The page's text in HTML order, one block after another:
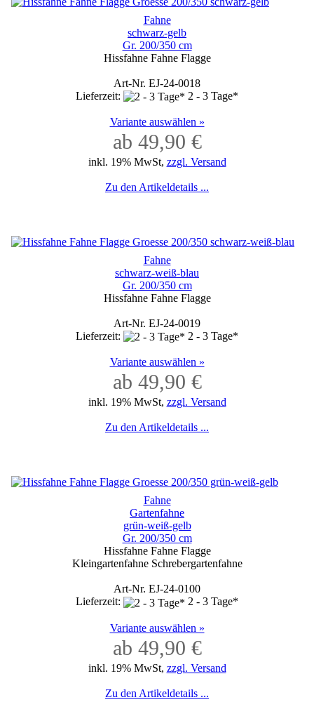
Fahne
schwarz-gelb
Gr. 200/350 cm
Hissfahne Fahne Flagge
Art-Nr. EJ-24-0018
Lieferzeit:
2 - 3 Tage*
Variante auswählen »
ab 49,90 €
inkl. 19% MwSt, zzgl. Versand
Zu den Artikeldetails ...
Fahne
schwarz-weiß-blau
Gr. 200/350 cm
Hissfahne Fahne Flagge
Art-Nr. EJ-24-0019
Lieferzeit:
2 - 3 Tage*
Variante auswählen »
ab 49,90 €
inkl. 19% MwSt, zzgl. Versand
Zu den Artikeldetails ...
Fahne
Gartenfahne
grün-weiß-gelb
Gr. 200/350 cm
Hissfahne Fahne Flagge
Kleingartenfahne Schrebergartenfahne
Art-Nr. EJ-24-0100
Lieferzeit:
2 - 3 Tage*
Variante auswählen »
ab 49,90 €
inkl. 19% MwSt, zzgl. Versand
Zu den Artikeldetails ...